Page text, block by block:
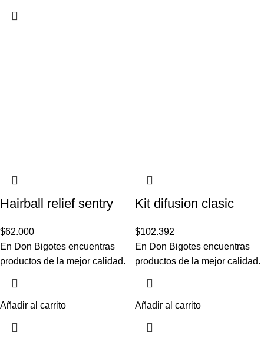
Hairball relief sentry
$62.000
En Don Bigotes encuentras
productos de la mejor calidad.
Añadir al carrito
Kit difusion clasic
$102.392
En Don Bigotes encuentras
productos de la mejor calidad.
Añadir al carrito